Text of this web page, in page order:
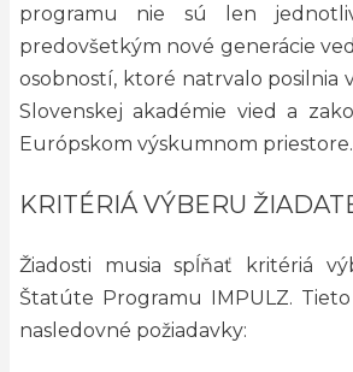
programu nie sú len
predovšetkým nové generácie
osobností, ktoré natrvalo posilnia
Slovenskej akadémie vied a
Európskom výskumnom priestore.
KRITÉRIÁ VÝBERU
Žiadosti musia spĺňať kritériá
Štatúte Programu IMPULZ.
nasledovné požiadavky: